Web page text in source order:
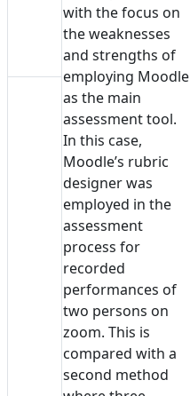
with the focus on
the weaknesses
and strengths of
employing Moodle
as the main
assessment tool.
In this case,
Moodle’s rubric
designer was
employed in the
assessment
process for
recorded
performances of
two persons on
zoom. This is
compared with a
second method